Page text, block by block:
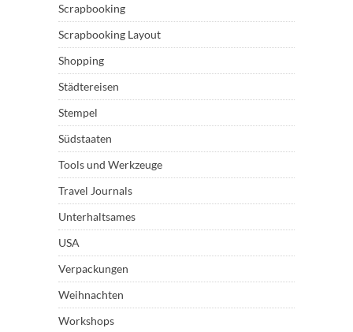
Scrapbooking
Scrapbooking Layout
Shopping
Städtereisen
Stempel
Südstaaten
Tools und Werkzeuge
Travel Journals
Unterhaltsames
USA
Verpackungen
Weihnachten
Workshops